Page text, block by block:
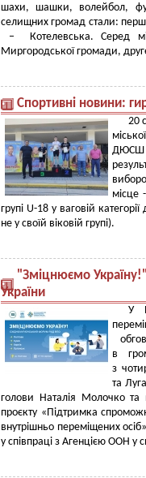
шахи, шашки, волейбол,
селищних громад стали:
– Котелевська. Серед
Миргородської громади,
Спортивні новини:
20
ДЮСШ
місце
групі U-18 у ваговій
не у своїй віковій групі).
"Зміцнюємо
України
У
в
з
та
голови Наталія Молочко
проєкту «Підтримка
внутрішньо переміщених
у співпраці з Агенцією ООН у